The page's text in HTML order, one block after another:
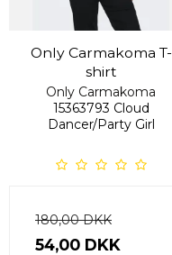
Only Carmakoma T-
shirt
Only Carmakoma
15363793 Cloud
Dancer/Party Girl
180,00 DKK
54,00 DKK